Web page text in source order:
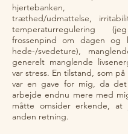
hjertebanken,
træthed/udmattelse,
temperaturregulering
frossenpind om dagen og
hede-/svedeture),
generelt manglende
var stress. En tilstand, som
var en gave for mig, da
arbejde endnu mere med
måtte omsider erkende, at
anden retning.